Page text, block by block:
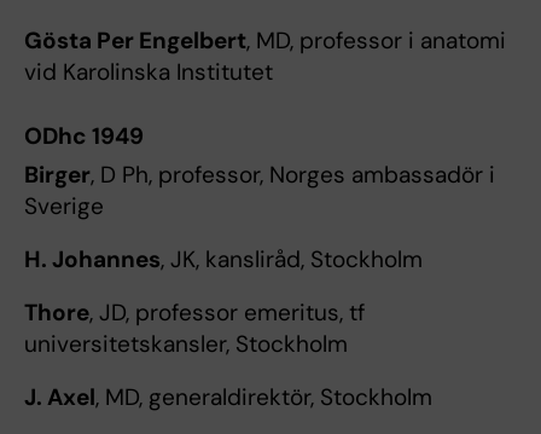
Gösta Per Engelbert, MD, professor i anatomi
vid Karolinska Institutet
ODhc 1949
Birger, D Ph, professor, Norges ambassadör i
Sverige
H. Johannes, JK, kansliråd, Stockholm
Thore, JD, professor emeritus, tf
universitetskansler, Stockholm
J. Axel, MD, generaldirektör, Stockholm